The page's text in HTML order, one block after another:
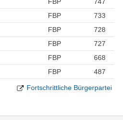
FBP
733
FBP
728
FBP
727
FBP
668
FBP 487
Fortschrittliche Bürgerpartei